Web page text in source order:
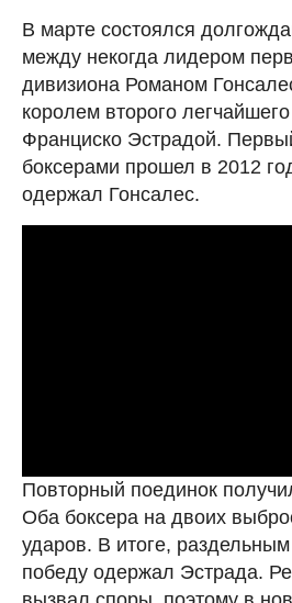
В марте состоялся
между некогда лидером
дивизиона Романом
королем второго
Франциско Эстрадой.
боксерами прошел в 2012
одержал Гонсалес.
Повторный поединок
Оба боксера на двоих
ударов. В итоге,
победу одержал Эстрада.